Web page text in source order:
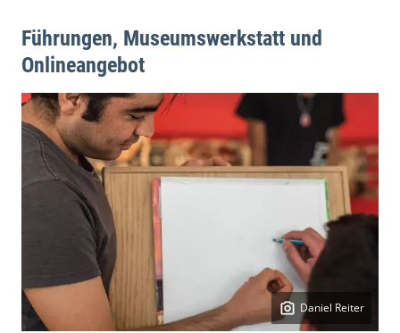
Führungen, Museumswerkstatt und
Onlineangebot
Daniel Reiter